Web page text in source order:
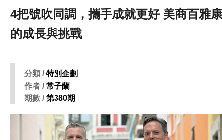
4把號吹同調，攜手成就更好 美商百雅康
的成長與挑戰
分類 /特別企劃
作者 /常子蘭
期數 /第380期